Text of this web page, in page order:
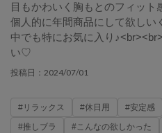
目もかわいく胸もとのフィット
個人的に年間商品にして欲しい
中でも特にお気に入り
い♡
投稿日： 2024/07/01
#リラックス #休日用 #安定感
#推しブラ
#こんなの欲しかった